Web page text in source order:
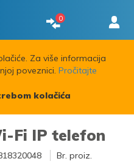
0
Za više informacija
poveznici. Pročitajte
kolačića
Fi IP telefon
Br. proiz.